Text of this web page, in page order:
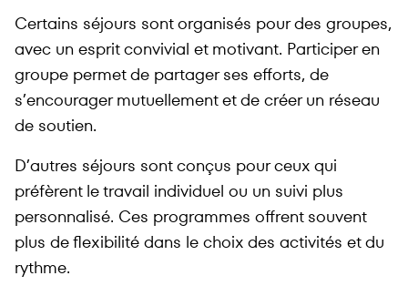
Certains séjours sont organisés pour des groupes,
avec un esprit convivial et motivant. Participer en
groupe permet de partager ses efforts, de
s’encourager mutuellement et de créer un réseau
de soutien.
D’autres séjours sont conçus pour ceux qui
préfèrent le travail individuel ou un suivi plus
personnalisé. Ces programmes offrent souvent
plus de flexibilité dans le choix des activités et du
rythme.